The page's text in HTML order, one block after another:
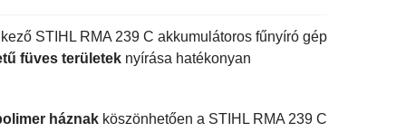
STIHL RMA 239 C akkumulátoros fűnyíró gép
füves területek nyírása hatékonyan
háznak köszönhetően a STIHL RMA 239 C